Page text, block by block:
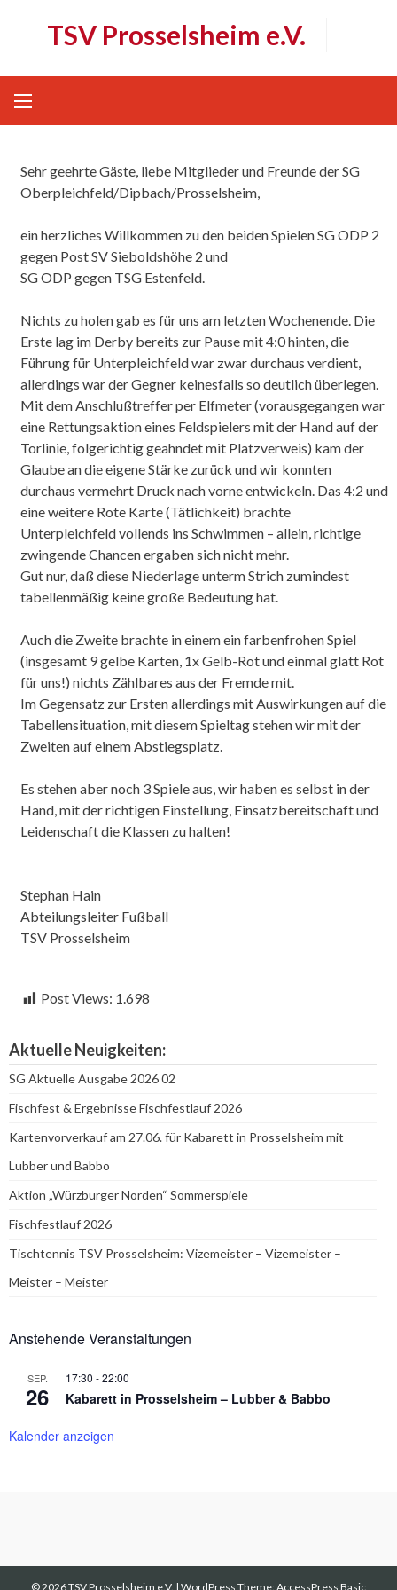
TSV Prosselsheim e.V.
Sehr geehrte Gäste, liebe Mitglieder und Freunde der SG
Oberpleichfeld/Dipbach/Prosselsheim,
ein herzliches Willkommen zu den beiden Spielen SG ODP 2
gegen Post SV Sieboldshöhe 2 und
SG ODP gegen TSG Estenfeld.
Nichts zu holen gab es für uns am letzten Wochenende. Die
Erste lag im Derby bereits zur Pause mit 4:0 hinten, die
Führung für Unterpleichfeld war zwar durchaus verdient,
allerdings war der Gegner keinesfalls so deutlich überlegen.
Mit dem Anschlußtreffer per Elfmeter (vorausgegangen war
eine Rettungsaktion eines Feldspielers mit der Hand auf der
Torlinie, folgerichtig geahndet mit Platzverweis) kam der
Glaube an die eigene Stärke zurück und wir konnten
durchaus vermehrt Druck nach vorne entwickeln. Das 4:2 und
eine weitere Rote Karte (Tätlichkeit) brachte
Unterpleichfeld vollends ins Schwimmen – allein, richtige
zwingende Chancen ergaben sich nicht mehr.
Gut nur, daß diese Niederlage unterm Strich zumindest
tabellenmäßig keine große Bedeutung hat.
Auch die Zweite brachte in einem ein farbenfrohen Spiel
(insgesamt 9 gelbe Karten, 1x Gelb-Rot und einmal glatt Rot
für uns!) nichts Zählbares aus der Fremde mit.
Im Gegensatz zur Ersten allerdings mit Auswirkungen auf die
Tabellensituation, mit diesem Spieltag stehen wir mit der
Zweiten auf einem Abstiegsplatz.
Es stehen aber noch 3 Spiele aus, wir haben es selbst in der
Hand, mit der richtigen Einstellung, Einsatzbereitschaft und
Leidenschaft die Klassen zu halten!
Stephan Hain
Abteilungsleiter Fußball
TSV Prosselsheim
Post Views: 1.698
Aktuelle Neuigkeiten:
SG Aktuelle Ausgabe 2026 02
Fischfest & Ergebnisse Fischfestlauf 2026
Kartenvorverkauf am 27.06. für Kabarett in Prosselsheim mit
Lubber und Babbo
Aktion „Würzburger Norden“ Sommerspiele
Fischfestlauf 2026
Tischtennis TSV Prosselsheim: Vizemeister – Vizemeister –
Meister – Meister
Anstehende Veranstaltungen
SEP.
26
17:30 -22:00
Kabarett in Prosselsheim – Lubber & Babbo
Kalender anzeigen
© 2026 TSV Prosselsheim e.V. | WordPress Theme:AccessPress Basic